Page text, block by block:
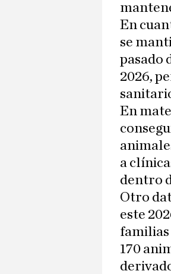
En
se
pasado
2026,
En
a
dentro
Otro
este
familias
170